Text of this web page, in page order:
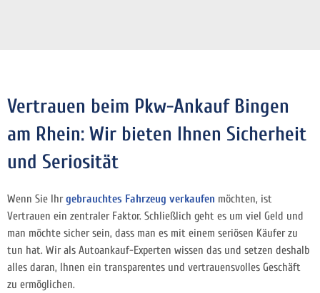
Vertrauen beim Pkw-Ankauf Bingen
am Rhein: Wir bieten Ihnen Sicherheit
und Seriosität
Wenn Sie Ihrgebrauchtes Fahrzeug verkaufen möchten, ist
Vertrauen ein zentraler Faktor. Schließlich geht es um viel Geld und
man möchte sicher sein, dass man es mit einem seriösen Käufer zu
tun hat. Wir als Autoankauf-Experten wissen das und setzen deshalb
alles daran, Ihnen ein transparentes und vertrauensvolles Geschäft
zu ermöglichen.